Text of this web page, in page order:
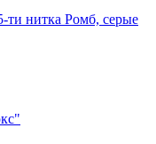
нитка Ромб, серые